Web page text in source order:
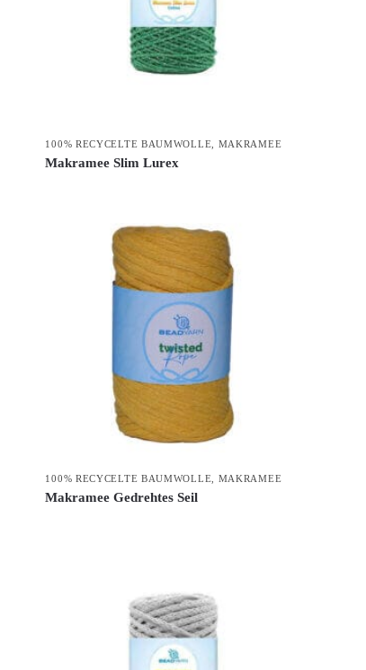
100% RECYCELTE BAUMWOLLE, MAKRAMEE
Makramee Slim Lurex
100% RECYCELTE BAUMWOLLE MAKRAMEE
Makramee Gedrehtes Seil